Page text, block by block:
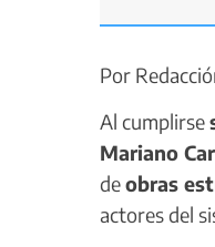
Por
Al cumplirse
Mariano
deobras
actores del